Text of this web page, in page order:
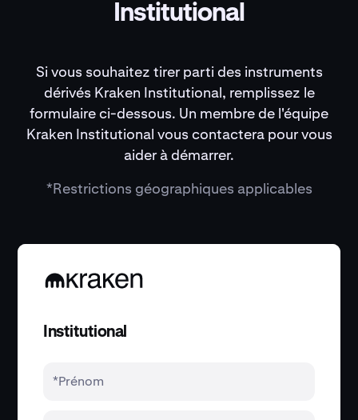
Institutional
Si vous souhaitez tirer parti des instruments
dérivés Kraken Institutional, remplissez le
formulaire ci-dessous. Un membre de l'équipe
Kraken Institutional vous contactera pour vous
aider à démarrer.
*Restrictions géographiques applicables
Institutional
*Prénom